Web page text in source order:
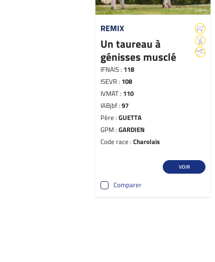
REMIX
Un taureau à
génisses musclé
IFNAIS : 118
ISEVR : 108
IVMAT : 110
IABjbf :97
Père :GUETTA
GPM :GARDIEN
Code race :Charolais
VOIR
Comparer